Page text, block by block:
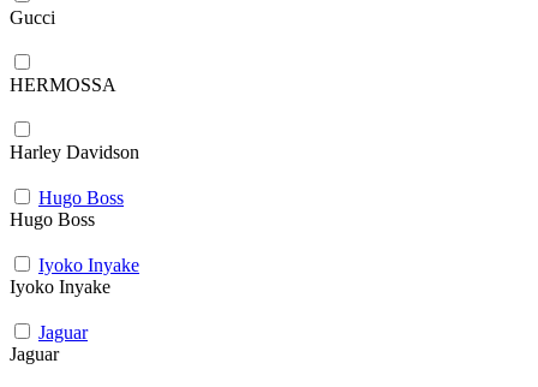
Gucci
HERMOSSA
Harley Davidson
Hugo Boss
Hugo Boss
Iyoko Inyake
Iyoko Inyake
Jaguar
Jaguar